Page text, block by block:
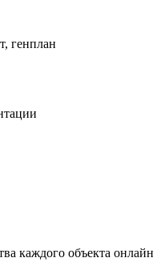
генплан
каждого объекта онлайн